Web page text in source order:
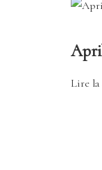
Lire la